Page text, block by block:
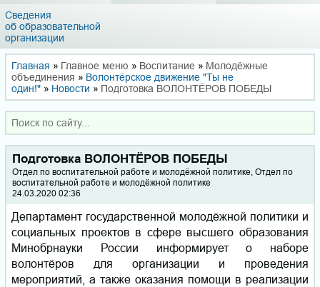
Сведения
об образовательной
организации
Главная » Главное меню » Воспитание » Молодёжные
объединения » Волонтёрское движение "Ты не
один!" » Новости » Подготовка ВОЛОНТЁРОВ ПОБЕДЫ
Подготовка ВОЛОНТЁРОВ ПОБЕДЫ
Отдел по воспитательной работе и молодёжной политике, Отдел по
воспитательной работе и молодёжной политике
24.03.2020 02:36
Департамент государственной молодёжной политики и
социальных проектов в сфере высшего образования
Минобрнауки России информирует о наборе
волонтёров для организации и проведения
мероприятий, а также оказания помощи в реализации